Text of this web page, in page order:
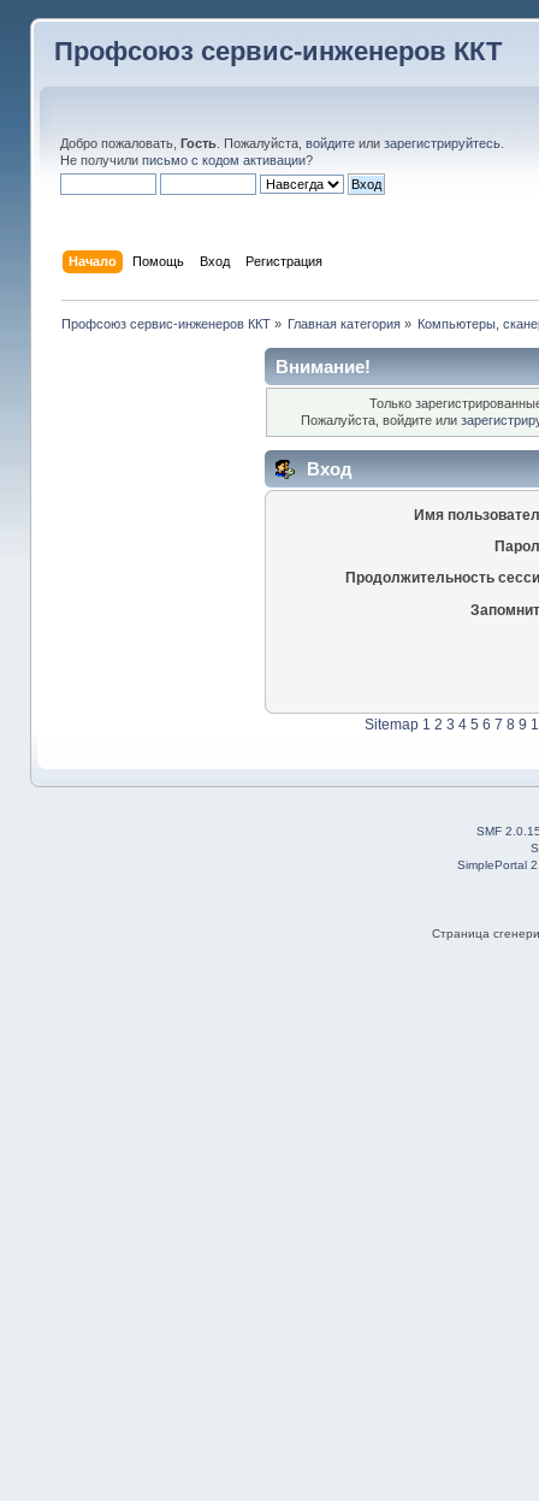
Профсоюз сервис-инженеров ККТ
Добро пожаловать, Гость. Пожалуйста, войдитеили зарегистрируйтесь.
Не получили письмо с кодом активации?
Начало Помощь Вход Регистрация
Профсоюз сервис-инженеров ККТ» Главная категория » Компьютеры,
Внимание!
Только
Пожалуйста, войдите или
Вход
Имя
Продолжительность
Sitemap 1 2 3 4 5 6 7 8 9
SMF
SimplePortal
Страница